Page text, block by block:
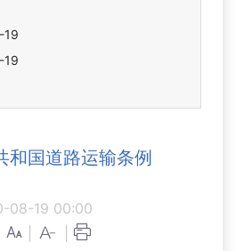
19
19
和国道路运输条例
08-19 00:00